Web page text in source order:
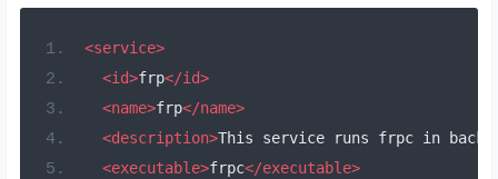
<service>
<id>frp</id>
<name>frp</name>
<description>This service runs frpc in
<executable>frpc</executable>